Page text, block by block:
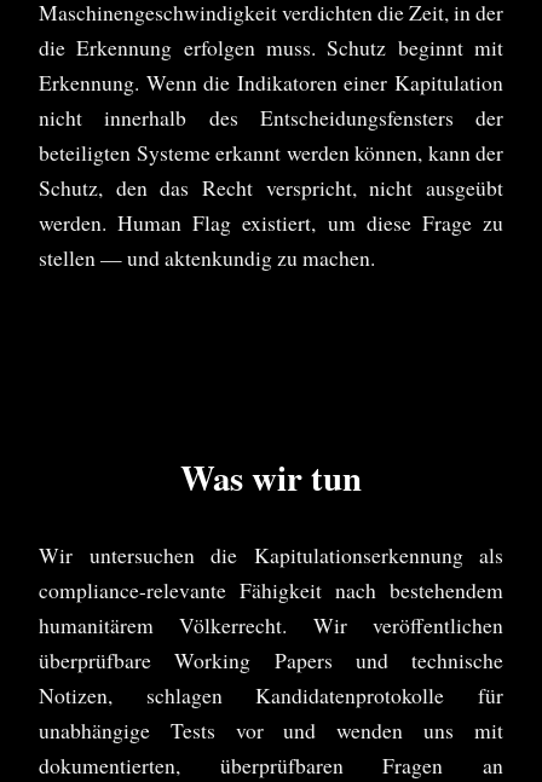
Maschinengeschwindigkeit verdichten die Zeit, in der
die Erkennung erfolgen muss. Schutz beginnt mit
Erkennung. Wenn die Indikatoren einer Kapitulation
nicht innerhalb des Entscheidungsfensters der
beteiligten Systeme erkannt werden können, kann der
Schutz, den das Recht verspricht, nicht ausgeübt
werden. Human Flag existiert, um diese Frage zu
stellen — und aktenkundig zu machen.
Was wir tun
Wir untersuchen die Kapitulationserkennung als
compliance-relevante Fähigkeit nach bestehendem
humanitärem Völkerrecht. Wir veröffentlichen
überprüfbare Working Papers und technische
Notizen, schlagen Kandidatenprotokolle für
unabhängige Tests vor und wenden uns mit
dokumentierten, überprüfbaren Fragen an